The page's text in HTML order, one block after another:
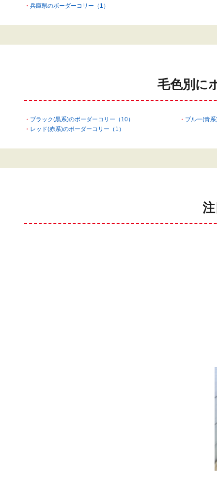
兵庫県のボーダーコリー（1）
毛色別に
ブラック(黒系)のボーダーコリー（10）
ブルー(青
レッド(赤系)のボーダーコリー（1）